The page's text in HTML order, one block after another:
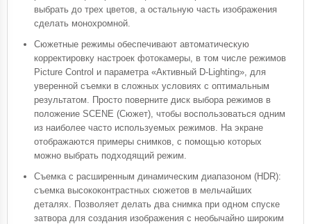
выбрать до трех цветов, а остальную часть изображения
сделать монохромной.
Сюжетные режимы обеспечивают автоматическую
корректировку настроек фотокамеры, в том числе режимов
Picture Control и параметра «Активный D-Lighting», для
уверенной съемки в сложных условиях с оптимальным
результатом. Просто поверните диск выбора режимов в
положение SCENE (Сюжет), чтобы воспользоваться одним
из наиболее часто используемых режимов. На экране
отображаются примеры снимков, с помощью которых
можно выбрать подходящий режим.
Съемка с расширенным динамическим диапазоном (HDR):
съемка высококонтрастных сюжетов в мельчайших
деталях. Позволяет делать два снимка при одном спуске
затвора для создания изображения с необычайно широким